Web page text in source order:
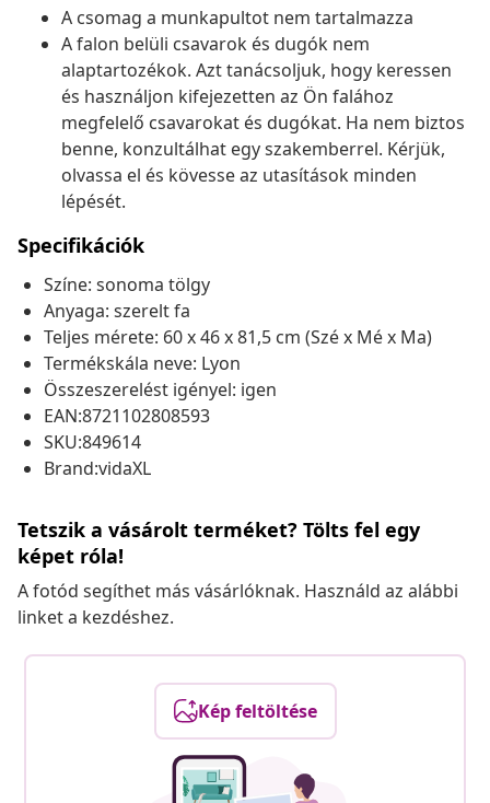
A csomag a munkapultot nem tartalmazza
A falon belüli csavarok és dugók nem
alaptartozékok. Azt tanácsoljuk, hogy keressen
és használjon kifejezetten az Ön falához
megfelelő csavarokat és dugókat. Ha nem biztos
benne, konzultálhat egy szakemberrel. Kérjük,
olvassa el és kövesse az utasítások minden
lépését.
Specifikációk
Színe: sonoma tölgy
Anyaga: szerelt fa
Teljes mérete: 60 x 46 x 81,5 cm (Szé x Mé x Ma)
Termékskála neve: Lyon
Összeszerelést igényel: igen
EAN:8721102808593
SKU:849614
Brand:vidaXL
Tetszik a vásárolt terméket? Tölts fel egy
képet róla!
A fotód segíthet más vásárlóknak. Használd az alábbi
linket a kezdéshez.
Kép feltöltése